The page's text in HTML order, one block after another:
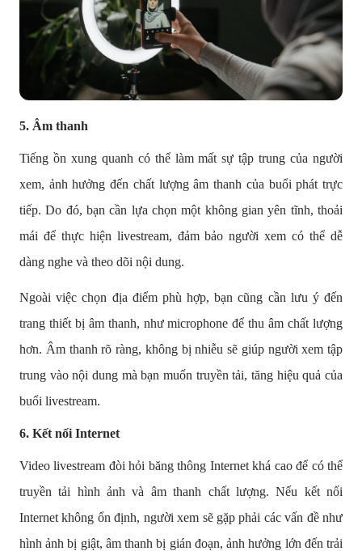
5. Âm thanh
Tiếng ồn xung quanh có thể làm mất sự tập trung của người
xem, ảnh hưởng đến chất lượng âm thanh của buổi phát trực
tiếp. Do đó, bạn cần lựa chọn một không gian yên tĩnh, thoải
mái để thực hiện livestream, đảm bảo người xem có thể dễ
dàng nghe và theo dõi nội dung.
Ngoài việc chọn địa điểm phù hợp, bạn cũng cần lưu ý đến
trang thiết bị âm thanh, như microphone để thu âm chất lượng
hơn. Âm thanh rõ ràng, không bị nhiễu sẽ giúp người xem tập
trung vào nội dung mà bạn muốn truyền tải, tăng hiệu quả của
buổi livestream.
6. Kết nối Internet
Video livestream đòi hỏi băng thông Internet khá cao để có thể
truyền tải hình ảnh và âm thanh chất lượng. Nếu kết nối
Internet không ổn định, người xem sẽ gặp phải các vấn đề như
hình ảnh bị giật, âm thanh bị gián đoạn, ảnh hưởng lớn đến trải